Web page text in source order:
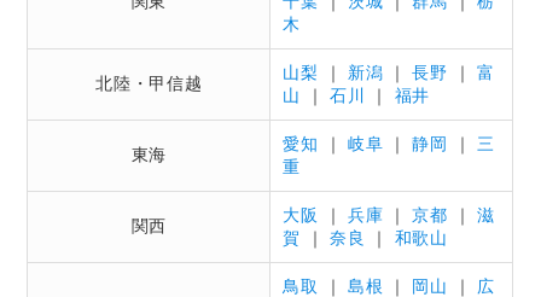
木
北陸・甲信越
山梨 ｜ 新潟 ｜長野 ｜ 富
山
｜石川 ｜ 福井
東海
愛知 ｜ 岐阜 ｜静岡 ｜ 三
重
関西
大阪 ｜ 兵庫 ｜京都 ｜ 滋
賀
｜奈良 ｜ 和歌山
鳥取 ｜ 島根 ｜ 岡山 ｜ 広